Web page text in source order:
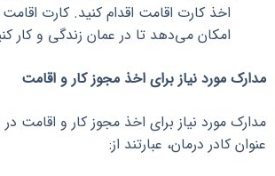
اخذ کارت اقامت اقدام کنید. کارت
امکان می‌دهد تا در عمان زندگی و کار
مدارک مورد نیاز برای اخذ مجوز کار و اقامت
مدارک مورد نیاز برای اخذ مجوز کار و اقامت
عنوان کادر درمان، عبارتند از: